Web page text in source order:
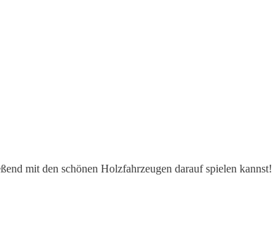
mit den schönen Holzfahrzeugen darauf spielen kannst!